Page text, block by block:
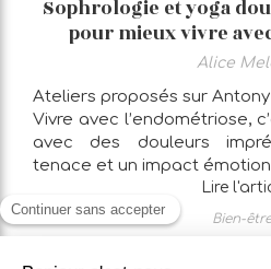
Sophrologie et yoga
pour mieux vivre
Alice
Ateliers proposés sur Antony
Vivre avec l’endométriose,
avec des douleurs
tenace et un impact
Lire
Bien-être